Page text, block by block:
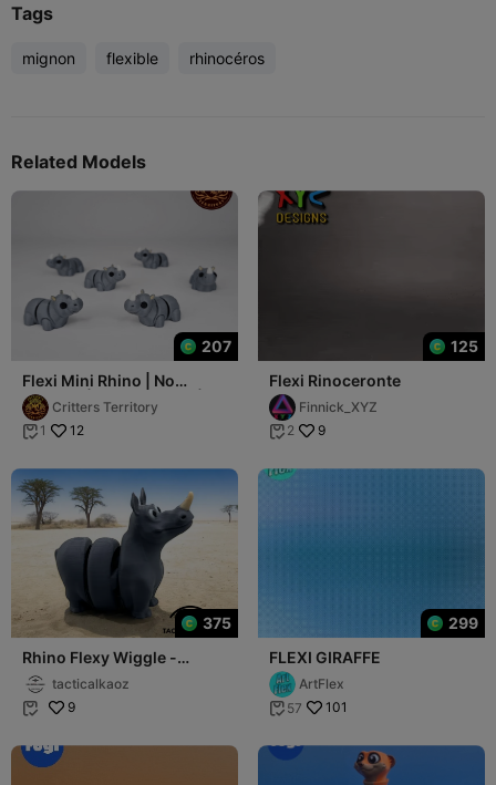
Tags
mignon flexible rhinocéros
Related Models
207
Flexi Mini Rhino | No
support | Print in Place |
Articulated
Critters Territory
 1 12
125
Flexi Rinoceronte
Finnick_XYZ
 2 9
375
Rhino Flexy Wiggle -
Articulating Rhino Print In
Placetacticalkaoz
 9
299
FLEXI GIRAFFE
ArtFlex
 57 101